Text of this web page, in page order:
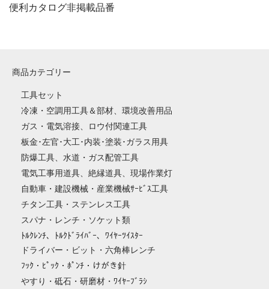
便利カタログ非掲載品番
商品カテゴリー
工具セット
冷凍・空調用工具＆部材、環境改善用品
ガス・電気溶接、ロウ付関連工具
板金･左官･大工･内装･塗装･ガラス用具
防爆工具、水道・ガス配管工具
電気工事用道具、絶縁道具、現場作業灯
自動車・建設機械・産業機械ｻｰﾋﾞｽ工具
チタン工具・ステンレス工具
スパナ・レンチ・ソケット類
ﾄﾙｸﾚﾝﾁ、ﾄﾙｸﾄﾞﾗｲﾊﾞｰ、ﾜｲﾔｰﾂｲｽﾀｰ
ドライバー・ビット・六角棒レンチ
ﾌｯｸ・ﾋﾟｯｸ・ﾎﾟﾝﾁ・けがき針
やすり・砥石・研磨材・ﾜｲﾔｰﾌﾞﾗｼ